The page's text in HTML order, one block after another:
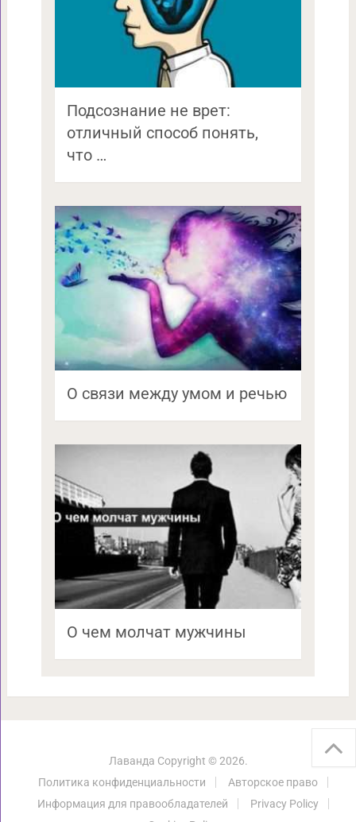
Подсознание не врет:
отличный способ понять,
что …
О связи между умом и речью
О чем молчат мужчины
Лаванда Copyright © 2026.
Политика конфиденциальности
Авторское право
Информация для правообладателей
Privacy Policy